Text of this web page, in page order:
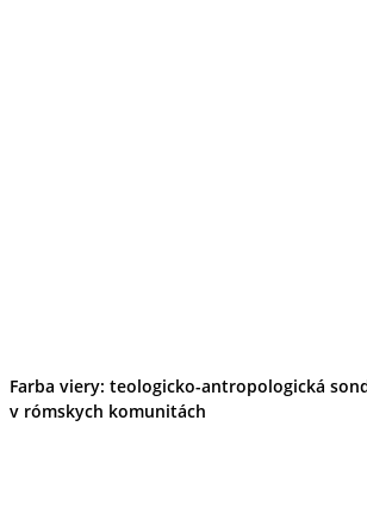
Farba viery: teologicko-antropologická
v rómskych komunitách